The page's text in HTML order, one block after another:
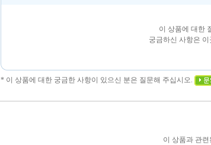
이 상품에 대한
궁금하신 사항은
* 이 상품에 대한 궁금한 사항이 있으신 분은 질문해 주십시오.
이 상품과 관